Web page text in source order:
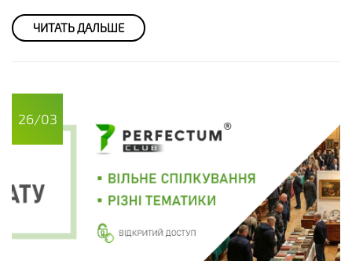
ЧИТАТЬ ДАЛЬШЕ
26/03